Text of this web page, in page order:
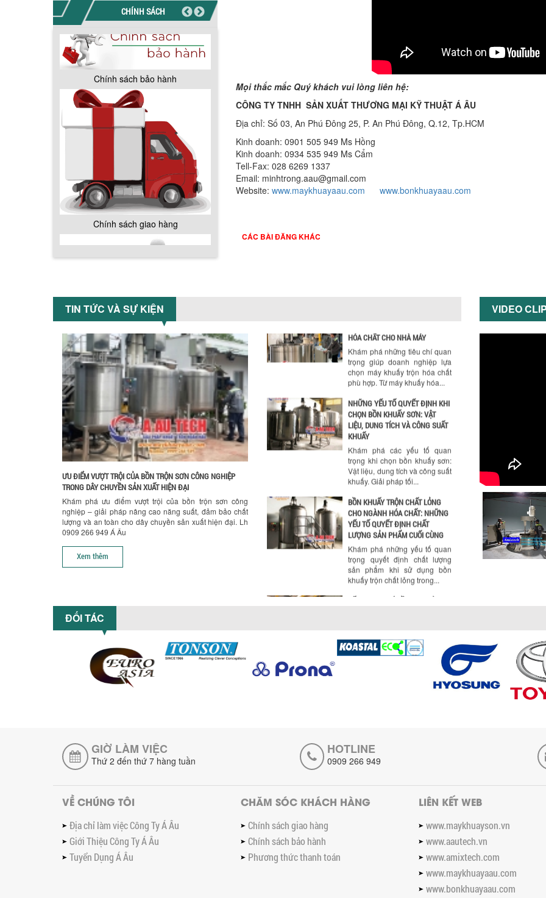
CHÍNH SÁCH
Chính sách giao hàng
Hướng dẫn thanh toán mua hàng
Chính sách đổi trả hàng
Mọi thắc mắc Quý khách vui lòng liên hệ:
CÔNG TY TNHH SẢN XUẤT THƯƠNG MẠI KỸ THUẬT Á ÂU
Địa chỉ: Số 03, An Phú Đông 25, P. An Phú Đông, Q.12, Tp.HCM
Kinh doanh: 0901 505 949 Ms Hồng
Kinh doanh: 0934 535 949 Ms Cẩm
Tell-Fax: 028 6269 1337
Email: minhtrong.aau@gmail.com
Website: www.maykhuayaau.com www.bonkhuayaau.com
CÁC BÀI ĐĂNG KHÁC
TIN TỨC VÀ SỰ KIỆN
ƯU ĐIỂM VƯỢT TRỘI CỦA BỒN TRỘN SƠN CÔNG NGHIỆP
TRONG DÂY CHUYỀN SẢN XUẤT HIỆN ĐẠI
Khám phá ưu điểm vượt trội của bồn trộn sơn công
nghiệp – giải pháp nâng cao năng suất, đảm bảo chất
lượng và an toàn cho dây chuyền sản xuất hiện đại. Lh
0909 266 949 Á Âu
Xem thêm
Khám phá lý do doanh nghiệp
nên chọn máy nghiền màu sơn
Á Âu: hiệu suất cao, kiểm soát
nhiệt tốt, tiết kiệm chi...
ƯU ĐÃI ĐẶC BIỆT: GIÁ MÁY
KHUẤY SƠN CÔNG NGHIỆP GIẢM
SỐC
Ưu đãi đặc biệt: Giá máy khuấy
sơn công nghiệp giảm sốc lên
nhận ngay máy khuấy...
TỐI ƯU CHI PHÍ SẢN XUẤT VỚI
trọng giúp doanh nghiệp lựa
chọn máy khuấy trộn hóa chất
phù hợp. Từ máy khuấy hóa...
NHỮNG YẾU TỐ QUYẾT ĐỊNH KHI
LIỆU, DUNG TÍCH VÀ CÔNG SUẤT
KHUẤY
Khám phá các yếu tố quan
trọng khi chọn bồn khuấy sơn:
Vật liệu, dung tích và công suất
khuấy. Giải pháp tối...
BỒN KHUẤY TRỘN CHẤT LỎNG
YẾU TỐ QUYẾT ĐỊNH CHẤT
LƯỢNG SẢN PHẨM CUỐI CÙNG
Khám phá những yếu tố quan
trọng quyết định chất lượng
sản phẩm khi sử dụng bồn
khuấy trộn chất lỏng trong...
TỐI ƯU CHI PHÍ ĐẦU TƯ NHỜ LỰA
giúp tối ưu chi phí, nâng cao
chất lượng sản xuất. Tìm hiểu
giải pháp từ Công...
KHUẤY SƠN KHÍ NÉN TRONG
an toàn, tiết kiệm, bền bỉ cho
sản xuất sơn công nghiệp...
DUNG MÔI GIÁ RẺ CHO NGÀNH
HÓA CHẤT?
thực sự phù hợp với ngành hóa
nhược điểm của máy...
MÁY KHUẤY SƠN DÙNG ĐIỆN
VIDEO
ĐỐI TÁC
GIỜ LÀM VIỆC
Thứ 2 đến thứ 7 hàng tuần
HOTLINE
0909 266 949
VỀ CHÚNG TÔI
Địa chỉ làm việc Công Ty Á Âu
Giới Thiệu Công Ty Á Âu
Tuyển Dụng Á Âu
CHĂM SÓC KHÁCH HÀNG
Chính sách giao hàng
Chính sách bảo hành
Phương thức thanh toán
LIÊN KẾT WEB
www.maykhuayson.vn
www.aautech.vn
www.amixtech.com
www.maykhuayaau.com
www.bonkhuayaau.com